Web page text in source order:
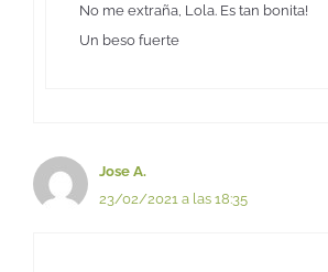
No me extraña, Lola. Es tan bonita!
Un beso fuerte
Jose A.
23/02/2021 a las 18:35